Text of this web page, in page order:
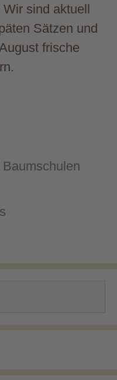
sind aktuell
Sätzen und
frische